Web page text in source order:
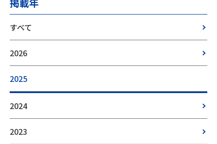
すべて
2026
2025
2024
2023